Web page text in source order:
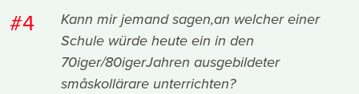
#4
Kann mir jemand sagen,an welcher einer
Schule würde heute ein in den
70iger/80igerJahren ausgebildeter
småskollärare unterrichten?